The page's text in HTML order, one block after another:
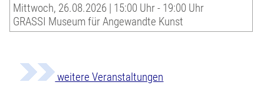
Mittwoch, 26.08.2026 | 15:00 Uhr - 19:00 Uhr
GRASSI Museum für Angewandte Kunst
weitere Veranstaltungen